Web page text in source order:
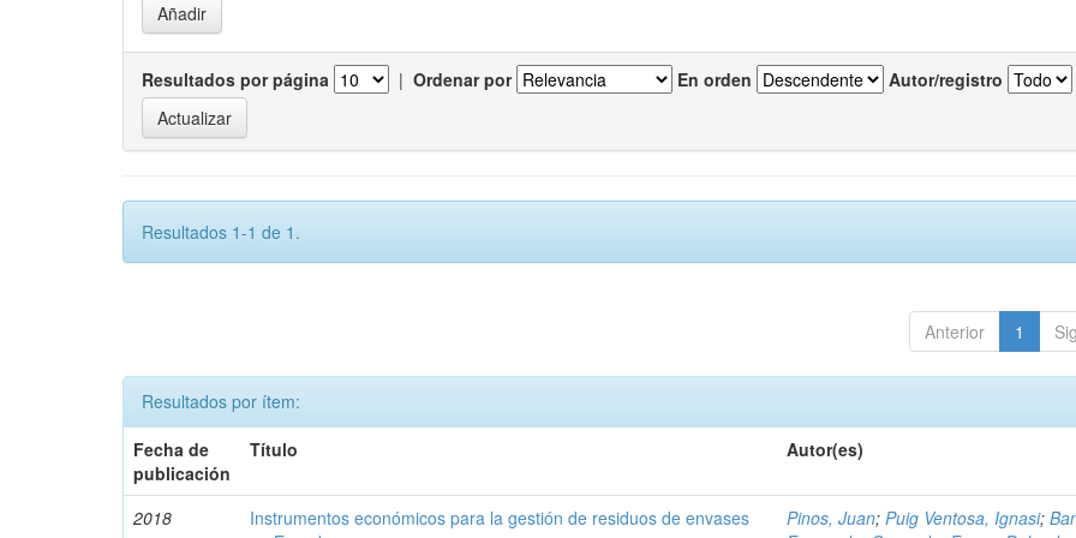
Resultados por página | Ordenar por En orden Autor/registro
Resultados 1-1 de 1.
Anterior 1
Resultados por ítem:
Fecha de
publicación
Título Autor(es)
2018
Instrumentos económicos para la gestión de residuos de envases
Pinos, Juan;Puig Ventosa, Ignasi;